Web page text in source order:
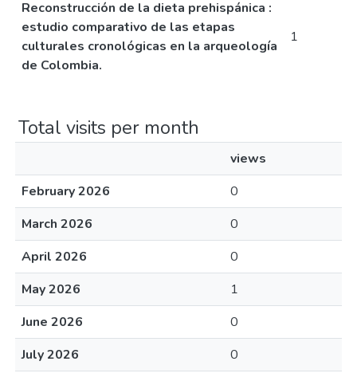
Reconstrucción de la dieta prehispánica :
estudio comparativo de las etapas
culturales cronológicas en la arqueología
de Colombia.
1
Total visits per month
views
February 2026
0
March 2026
0
April 2026
0
May 2026
1
June 2026
0
July 2026
0